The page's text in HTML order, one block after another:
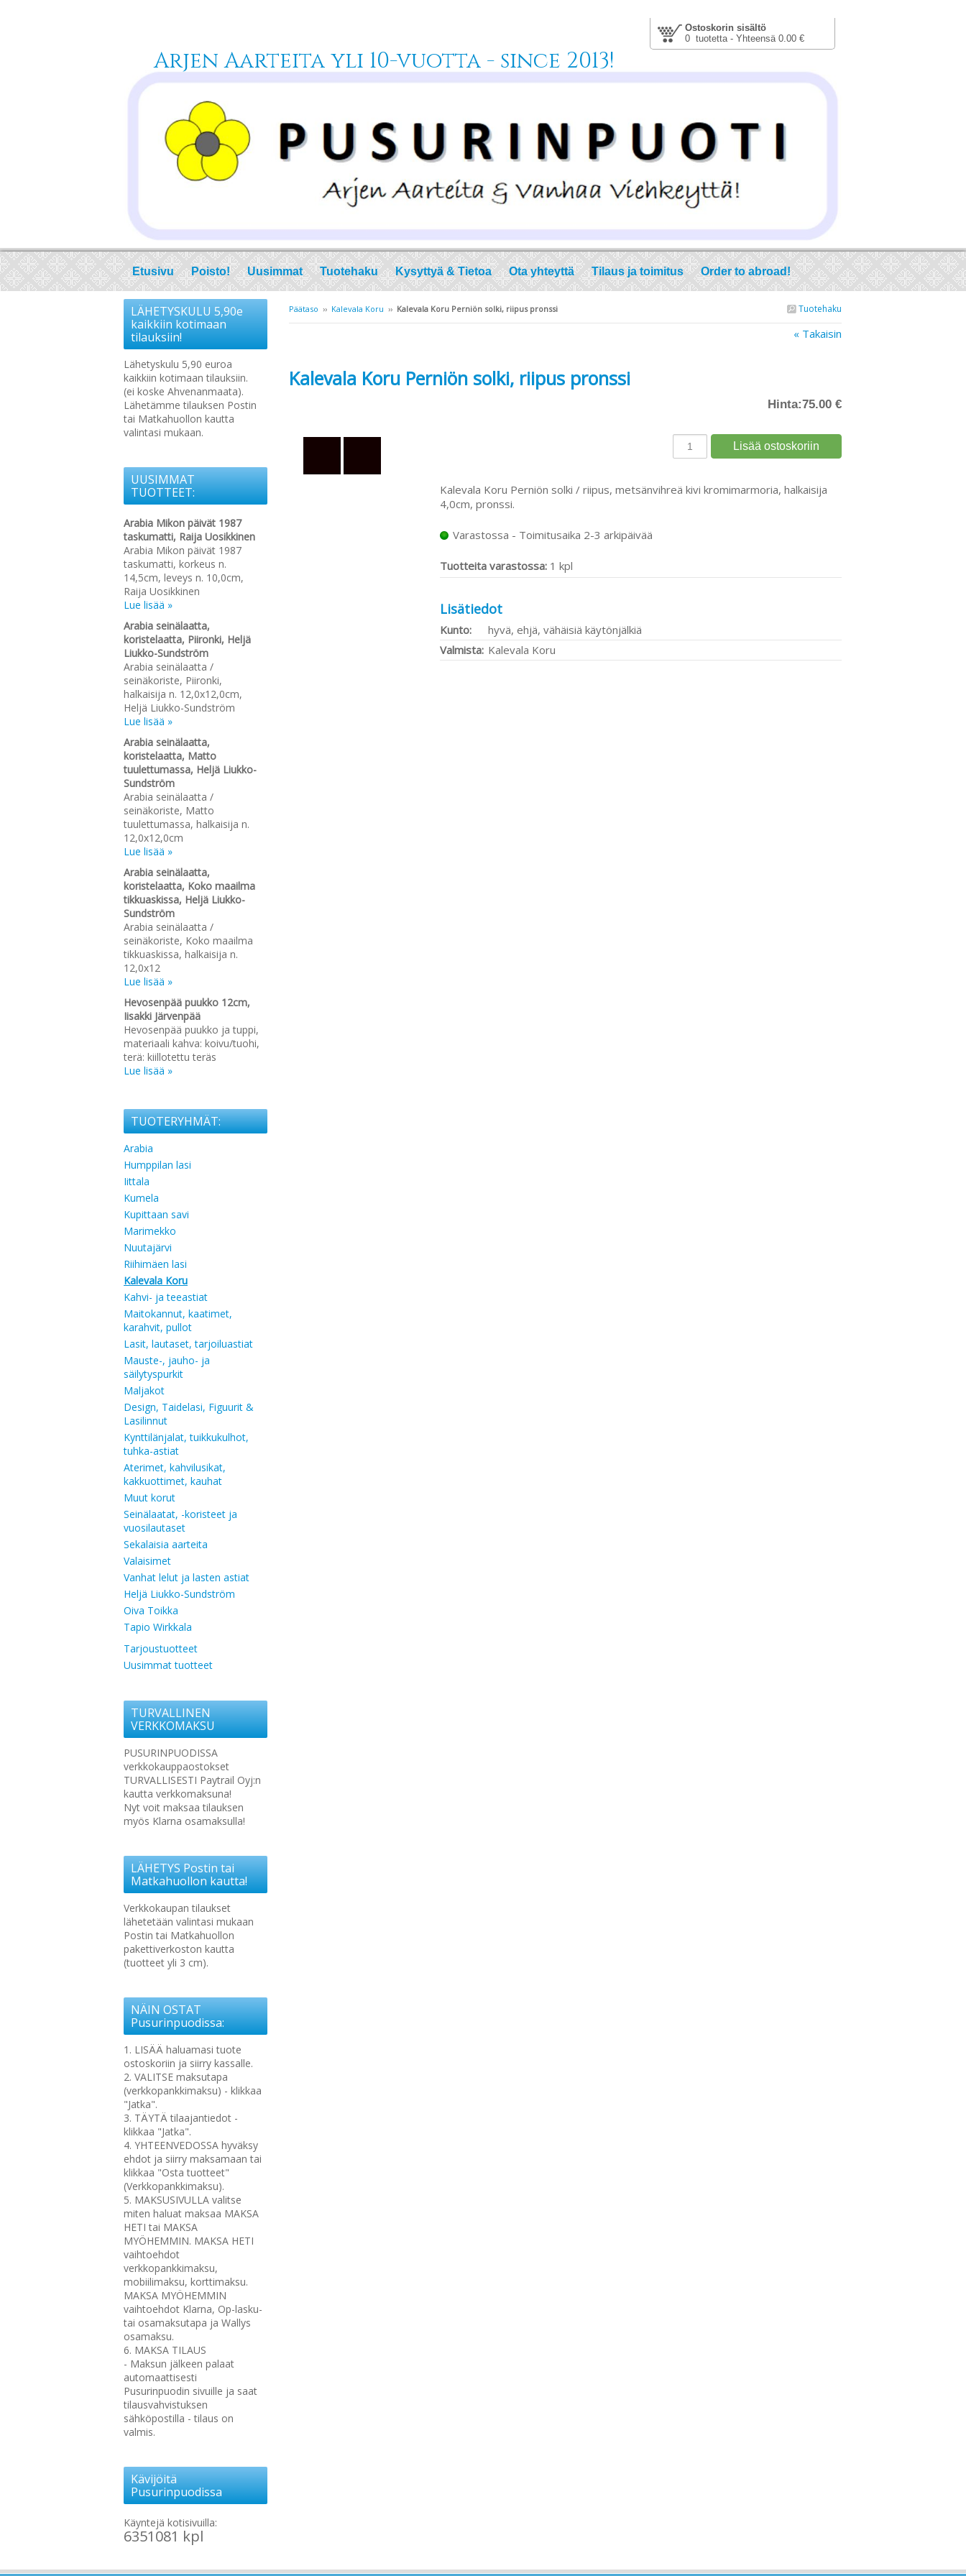
Ostoskorin sisältö
0 tuotetta - Yhteensä 0.00 €
Arjen Aarteita yli 10-vuotta - since 2013!
Etusivu Poisto! Uusimmat Tuotehaku Kysyttyä & Tietoa Ota yhteyttä Tilaus ja toimitus Order to abroad!
Tuotehaku
Päätaso ›› Kalevala Koru ›› Kalevala Koru Perniön solki, riipus pronssi
« Takaisin
Kalevala Koru Perniön solki, riipus pronssi
Hinta:75.00 €
Kalevala Koru Perniön solki / riipus, metsänvihreä kivi kromimarmoria, halkaisija
4,0cm, pronssi.
Varastossa - Toimitusaika 2-3 arkipäivää
Tuotteita varastossa: 1 kpl
Lisätiedot
Kunto:
hyvä, ehjä, vähäisiä käytönjälkiä
Valmista: Kalevala Koru
LÄHETYSKULU 5,90e
kaikkiin kotimaan
tilauksiin!
Lähetyskulu 5,90 euroa
kaikkiin kotimaan tilauksiin.
(ei koske Ahvenanmaata).
Lähetämme tilauksen Postin
tai Matkahuollon kautta
valintasi mukaan.
UUSIMMAT
TUOTTEET:
Arabia Mikon päivät 1987
taskumatti, Raija Uosikkinen
Arabia Mikon päivät 1987
taskumatti, korkeus n.
14,5cm, leveys n. 10,0cm,
Raija Uosikkinen
Lue lisää »
Arabia seinälaatta,
koristelaatta, Piironki, Heljä
Liukko-Sundström
Arabia seinälaatta /
seinäkoriste, Piironki,
halkaisija n. 12,0x12,0cm,
Heljä Liukko-Sundström
Lue lisää »
Arabia seinälaatta,
koristelaatta, Matto
tuulettumassa, Heljä Liukko-
Sundström
Arabia seinälaatta /
seinäkoriste, Matto
tuulettumassa, halkaisija n.
12,0x12,0cm
Lue lisää »
Arabia seinälaatta,
koristelaatta, Koko maailma
tikkuaskissa, Heljä Liukko-
Sundström
Arabia seinälaatta /
seinäkoriste, Koko maailma
tikkuaskissa, halkaisija n.
12,0x12
Lue lisää »
Hevosenpää puukko 12cm,
Iisakki Järvenpää
Hevosenpää puukko ja tuppi,
materiaali kahva: koivu/tuohi,
terä: kiillotettu teräs
Lue lisää »
TUOTERYHMÄT:
Arabia
Humppilan lasi
Iittala
Kumela
Kupittaan savi
Marimekko
Nuutajärvi
Riihimäen lasi
Kalevala Koru
Kahvi- ja teeastiat
Maitokannut, kaatimet,
karahvit, pullot
Lasit, lautaset, tarjoiluastiat
Mauste-, jauho- ja
säilytyspurkit
Maljakot
Design, Taidelasi, Figuurit &
Lasilinnut
Kynttilänjalat, tuikkukulhot,
tuhka-astiat
Aterimet, kahvilusikat,
kakkuottimet, kauhat
Muut korut
Seinälaatat, -koristeet ja
vuosilautaset
Sekalaisia aarteita
Valaisimet
Vanhat lelut ja lasten astiat
Heljä Liukko-Sundström
Oiva Toikka
Tapio Wirkkala
Tarjoustuotteet
Uusimmat tuotteet
TURVALLINEN
VERKKOMAKSU
PUSURINPUODISSA
verkkokauppaostokset
TURVALLISESTI Paytrail Oyj:n
kautta verkkomaksuna!
Nyt voit maksaa tilauksen
myös Klarna osamaksulla!
LÄHETYS Postin tai
Matkahuollon kautta!
Verkkokaupan tilaukset
lähetetään valintasi mukaan
Postin tai Matkahuollon
pakettiverkoston kautta
(tuotteet yli 3 cm).
NÄIN OSTAT
Pusurinpuodissa:
1. LISÄÄ haluamasi tuote
ostoskoriin ja siirry kassalle.
2. VALITSE maksutapa
(verkkopankkimaksu) - klikkaa
"Jatka".
3. TÄYTÄ tilaajantiedot -
klikkaa "Jatka".
4. YHTEENVEDOSSA hyväksy
ehdot ja siirry maksamaan tai
klikkaa "Osta tuotteet"
(Verkkopankkimaksu).
5. MAKSUSIVULLA valitse
miten haluat maksaa MAKSA
HETI tai MAKSA
MYÖHEMMIN. MAKSA HETI
vaihtoehdot
verkkopankkimaksu,
mobiilimaksu, korttimaksu.
MAKSA MYÖHEMMIN
vaihtoehdot Klarna, Op-lasku-
tai osamaksutapa ja Wallys
osamaksu.
6. MAKSA TILAUS
- Maksun jälkeen palaat
automaattisesti
Pusurinpuodin sivuille ja saat
tilausvahvistuksen
sähköpostilla - tilaus on
valmis.
Kävijöitä
Pusurinpuodissa
Käyntejä kotisivuilla:
6351081 kpl